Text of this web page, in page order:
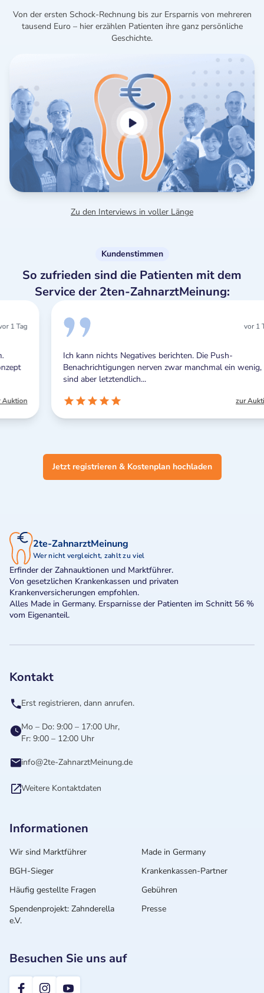
Von der ersten Schock-Rechnung bis zur Ersparnis von mehreren
tausend Euro – hier erzählen Patienten ihre ganz persönliche
Geschichte.
Zu den Interviews in voller Länge
Kundenstimmen
So zufrieden sind die Patienten mit dem
Service der 2ten-ZahnarztMeinung:
Ich kann nichts Negatives berichten. Die Push-
Benachrichtigungen nerven zwar manchmal ein wenig,
sind aber letztendlich...
zur Auktion
Jetzt registrieren & Kostenplan hochladen
2te-ZahnarztMeinung
Wer nicht vergleicht, zahlt zu viel
Erfinder der Zahnauktionen und Marktführer.
Von gesetzlichen Krankenkassen und privaten
Krankenversicherungen empfohlen.
Alles Made in Germany. Ersparnisse der Patienten im Schnitt 56 %
vom Eigenanteil.
Kontakt
Erst registrieren, dann anrufen.
Mo – Do: 9:00 – 17:00 Uhr,
Fr: 9:00 – 12:00 Uhr
info@2te-ZahnarztMeinung.de
Weitere Kontaktdaten
Informationen
Wir sind Marktführer
Made in Germany
BGH-Sieger
Krankenkassen-Partner
Häufig gestellte Fragen
Gebühren
Spendenprojekt: Zahnderella
e.V.
Presse
Besuchen Sie uns auf